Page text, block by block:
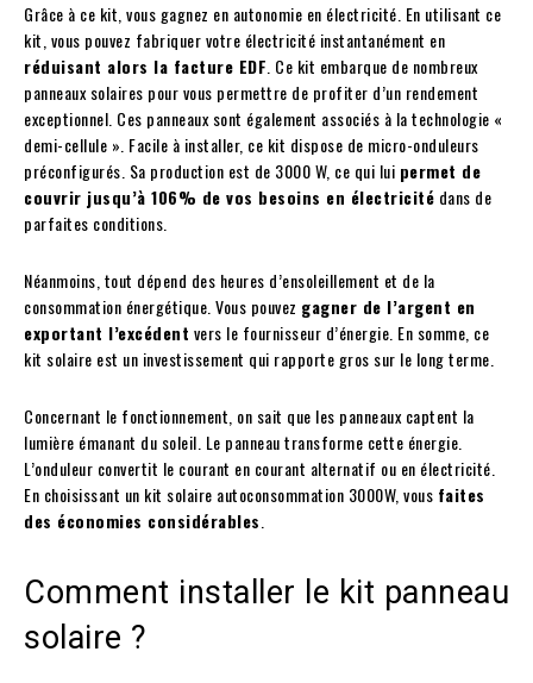
Grâce à ce kit, vous gagnez en autonomie en électricité. En utilisant ce
kit, vous pouvez fabriquer votre électricité instantanément en
réduisant alors la facture EDF . Ce kit embarque de nombreux
panneaux solaires pour vous permettre de profiter d’un rendement
exceptionnel. Ces panneaux sont également associés à la technologie «
demi-cellule ». Facile à installer, ce kit dispose de micro-onduleurs
préconfigurés. Sa production est de 3000 W, ce qui lui permet de
couvrir jusqu’à 106% de vos besoins en électricité dans de
parfaites conditions.
Néanmoins, tout dépend des heures d’ensoleillement et de la
consommation énergétique. Vous pouvez gagner de l’argent en
exportant l’excédent vers le fournisseur d’énergie. En somme, ce
kit solaire est un investissement qui rapporte gros sur le long terme.
Concernant le fonctionnement, on sait que les panneaux captent la
lumière émanant du soleil. Le panneau transforme cette énergie.
L’onduleur convertit le courant en courant alternatif ou en électricité.
En choisissant un kit solaire autoconsommation 3000W, vous faites
des économies considérables
Comment installer le kit panneau
solaire ?